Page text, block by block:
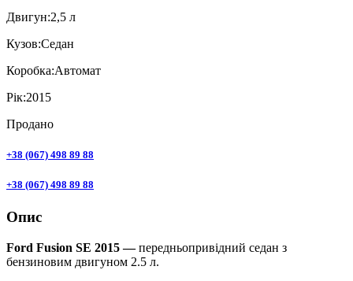
Двигун:2,5 л
Кузов:Седан
Коробка:Автомат
Рік:2015
Продано
+38 (067) 498 89 88
+38 (067) 498 89 88
Опис
Ford Fusion SE 2015 —передньопривідний седан з
бензиновим двигуном 2.5 л.